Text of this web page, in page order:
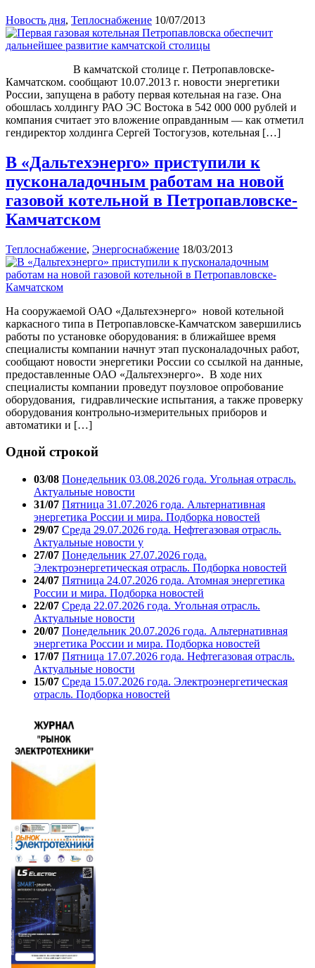
Новость дня, Теплоснабжение 10/07/2013
В камчатской столице г. Петропавловске-
Камчатском. сообщают 10.07.2013 г. новости энергетики
России, запущена в работу первая котельная на газе. Она
обошлась холдингу РАО ЭС Востока в 542 000 000 рублей и
компания считает это вложение оправданным — как отметил
гендиректор холдинга Сергей Тостогузов, котельная […]
В «Дальтехэнерго» приступили к
пусконаладочным работам на новой
газовой котельной в Петропавловске-
Камчатском
Теплоснабжение, Энергоснабжение 18/03/2013
На сооружаемой ОАО «Дальтехэнерго» новой котельной
каркасного типа в Петропавловске-Камчатском завершились
работы по установке оборудования: в ближайшее время
специалисты компании начнут этап пусконаладочных работ,
сообщают новости энергетики России со ссылкой на данные,
предоставленные ОАО «Дальтехэнерго». В ходе них
специалисты компании проведут поузловое опробование
оборудования, гидравлические испытания, а также проверку
оборудования контрольно-измерительных приборов и
автоматики и […]
Одной строкой
03/08 Понедельник 03.08.2026 года. Угольная отрасль.
Актуальные новости
31/07 Пятница 31.07.2026 года. Альтернативная
энергетика России и мира. Подборка новостей
29/07 Среда 29.07.2026 года. Нефтегазовая отрасль.
Актуальные новости у
27/07 Понедельник 27.07.2026 года.
Электроэнергетическая отрасль. Подборка новостей
24/07 Пятница 24.07.2026 года. Атомная энергетика
России и мира. Подборка новостей
22/07 Среда 22.07.2026 года. Угольная отрасль.
Актуальные новости
20/07 Понедельник 20.07.2026 года. Альтернативная
энергетика России и мира. Подборка новостей
17/07 Пятница 17.07.2026 года. Нефтегазовая отрасль.
Актуальные новости
15/07 Среда 15.07.2026 года. Электроэнергетическая
отрасль. Подборка новостей